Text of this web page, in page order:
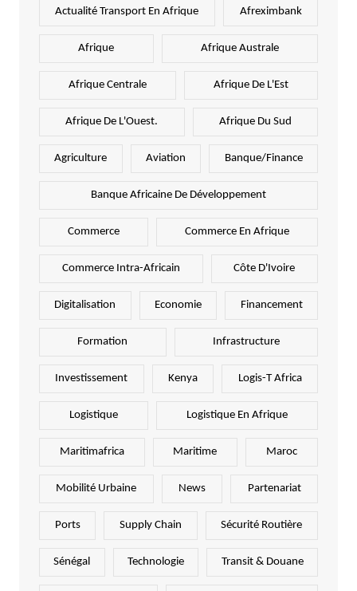
Actualité Transport En Afrique Afreximbank
Afrique Afrique Australe
Afrique Centrale Afrique De L'Est
Afrique De L'Ouest. Afrique Du Sud
Agriculture Aviation Banque/Finance
Banque Africaine De Développement
Commerce Commerce En Afrique
Commerce Intra-Africain Côte D'Ivoire
Digitalisation Economie Financement
Formation Infrastructure
Investissement Kenya Logis-T Africa
Logistique Logistique En Afrique
Maritimafrica Maritime Maroc
Mobilité Urbaine News Partenariat
Ports Supply Chain Sécurité Routière
Sénégal Technologie Transit & Douane